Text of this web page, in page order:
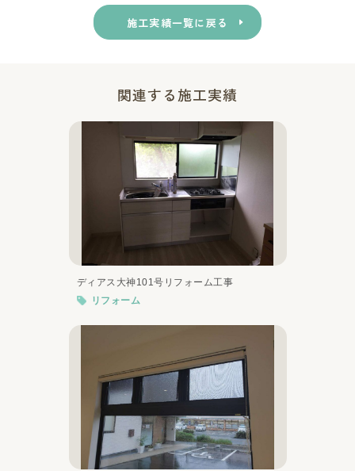
施工実績一覧に戻る
関連する施工実績
ディアス大神101号リフォーム工事
リフォーム